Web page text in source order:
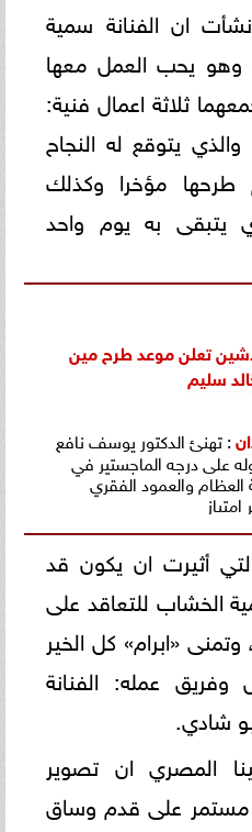
ان الفنانة سمية
وهو يحب العمل معها
ثلاثة اعمال فنية:
يتوقع له النجاح
طرحها مؤخرا وكذلك
يتبقى به يوم واحد
تعلن موعد طرح مين
سليم
: تهنئ الدكتور يوسف نافع
على درجه الماجستير في
العظام والعمود الفقري
أثيرت ان يكون قد
الخشاب للتعاقد على
«ابرام» كل الخير
وفريق عمله: الفنانة
شادي.
المصري ان تصوير
مستمر على قدم وساق